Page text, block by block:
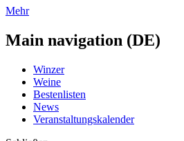
Mehr
Main navigation (DE)
Winzer
Weine
Bestenlisten
News
Veranstaltungskalender